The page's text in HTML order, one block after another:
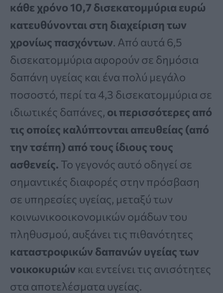
κάθε χρόνο 10,7 δισεκατομμύρια ευρώ
κατευθύνονται στη διαχείριση των
χρονίως πασχόντων. Από αυτά 6,5
δισεκατομμύρια αφορούν σε δημόσια
δαπάνη υγείας και ένα πολύ μεγάλο
ποσοστό, περί τα 4,3 δισεκατομμύρια σε
ιδιωτικές δαπάνες, οι περισσότερες από
τις οποίες καλύπτονται απευθείας (από
την τσέπη) από τους ίδιους τους
ασθενείς. Το γεγονός αυτό οδηγεί σε
σημαντικές διαφορές στην πρόσβαση
σε υπηρεσίες υγείας, μεταξύ των
κοινωνικοοικονομικών ομάδων του
πληθυσμού, αυξάνει τις πιθανότητες
καταστροφικών δαπανών υγείας των
νοικοκυριών και εντείνει τις ανισότητες
στα αποτελέσματα υγείας.